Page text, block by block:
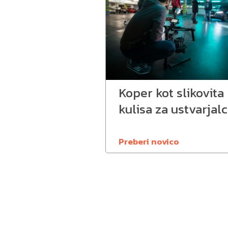
Koper kot slikovita
kulisa za
Preberi novico